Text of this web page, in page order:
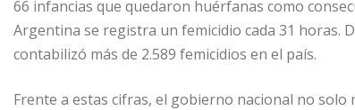
66 infancias que quedaron huérfanas como
Argentina se registra un femicidio cada 31 horas.
contabilizó más de 2.589 femicidios en el país.
Frente a estas cifras, el gobierno nacional no solo